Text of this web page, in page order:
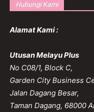
Hubungi Kami
Alamat Kami :
Utusan Melayu Plus
No C08/1, Block C,
Garden City Business
Jalan Dagang Besar,
Taman Dagang, 68000